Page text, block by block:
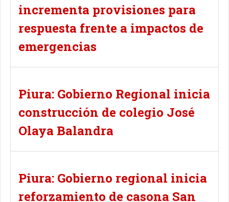
incrementa provisiones para
respuesta frente a impactos de
emergencias
Piura: Gobierno Regional inicia
construcción de colegio José
Olaya Balandra
Piura: Gobierno regional inicia
reforzamiento de casona San